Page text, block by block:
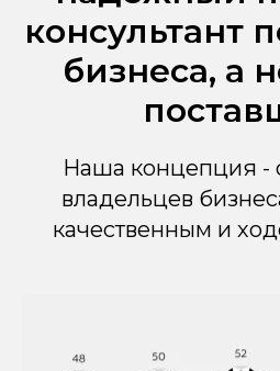
консультант
бизнеса, а
Наша концепция -
владельцев
качественным и